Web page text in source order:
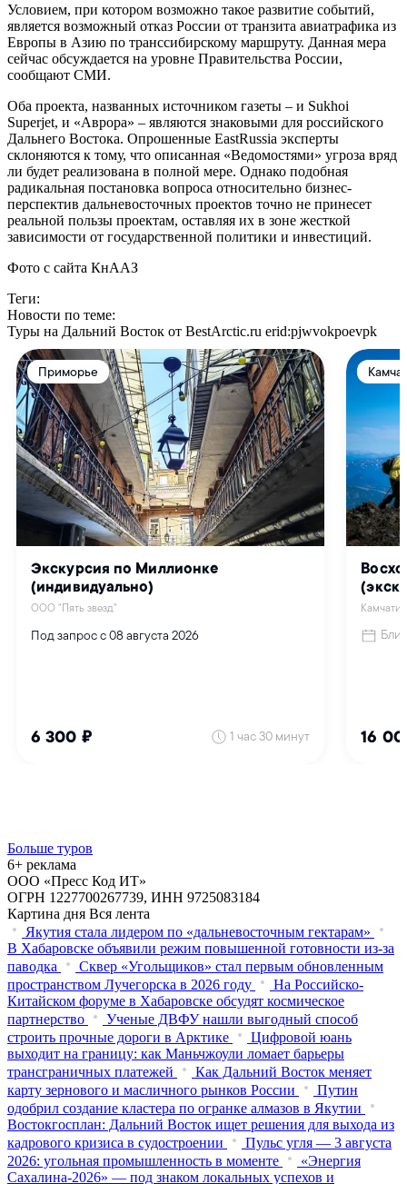
Условием, при котором возможно такое развитие событий,
является возможный отказ России от транзита авиатрафика из
Европы в Азию по транссибирскому маршруту. Данная мера
сейчас обсуждается на уровне Правительства России,
сообщают СМИ.
Оба проекта, названных источником газеты – и Sukhoi
Superjet, и «Аврора» – являются знаковыми для российского
Дальнего Востока. Опрошенные EastRussia эксперты
склоняются к тому, что описанная «Ведомостями» угроза вряд
ли будет реализована в полной мере. Однако подобная
радикальная постановка вопроса относительно бизнес-
перспектив дальневосточных проектов точно не принесет
реальной пользы проектам, оставляя их в зоне жесткой
зависимости от государственной политики и инвестиций.
Фото с сайта КнААЗ
Теги:
Новости по теме:
Туры на Дальний Восток от BestArctic.ru erid:pjwvokpoevpk
Больше туров
6+ реклама
ООО «Пресс Код ИТ»
ОГРН 1227700267739, ИНН 9725083184
Картина дня Вся лента
Якутия стала лидером по «дальневосточным гектарам»
В Хабаровске объявили режим повышенной готовности из‑за
паводка
Сквер «Угольщиков» стал первым обновленным
пространством Лучегорска в 2026 году
На Российско-
Китайском форуме в Хабаровске обсудят космическое
партнерство
Ученые ДВФУ нашли выгодный способ
строить прочные дороги в Арктике
Цифровой юань
выходит на границу: как Маньчжоули ломает барьеры
трансграничных платежей
Как Дальний Восток меняет
карту зернового и масличного рынков России
Путин
одобрил создание кластера по огранке алмазов в Якутии
Востокгосплан: Дальний Восток ищет решения для выхода из
кадрового кризиса в судостроении
Пульс угля — 3 августа
2026: угольная промышленность в моменте
«Энергия
Сахалина-2026» — под знаком локальных успехов и